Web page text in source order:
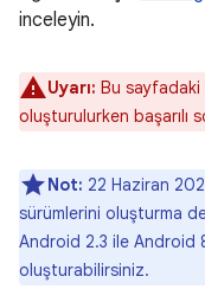
inceleyin.
Uyarı: Bu sayfadaki
oluşturulurken başarılı
Not: 22 Haziran
sürümlerini oluşturma
Android 2.3 ile Android
oluşturabilirsiniz.